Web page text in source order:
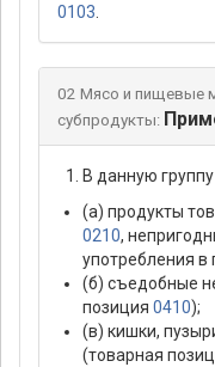
0103
02 Мясо и пищевые
субпродукты:
В данную
(а) продукты
0210,
употребления в
(б) съедобные
позиция 0410);
(в) кишки,
(товарная